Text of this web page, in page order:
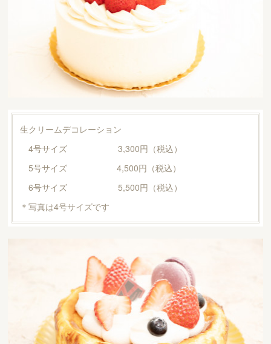
生クリームデコレーション
4号サイズ 3,300円（税込）
5号サイズ 4,500円（税込）
6号サイズ 5,500円（税込）
＊写真は4号サイズです